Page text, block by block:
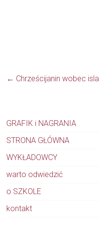
← Chrześcijanin wobec
GRAFIK i NAGRANIA
STRONA GŁÓWNA
WYKŁADOWCY
warto odwiedzić
o SZKOLE
kontakt